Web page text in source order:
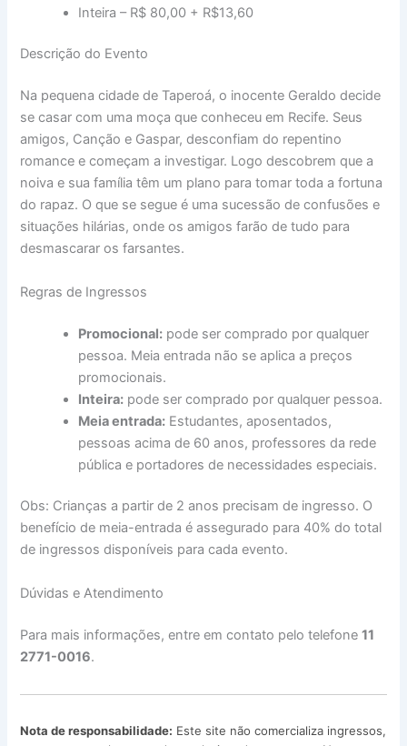
Inteira – R$ 80,00 + R$13,60
Descrição do Evento
Na pequena cidade de Taperoá, o inocente Geraldo decide
se casar com uma moça que conheceu em Recife. Seus
amigos, Canção e Gaspar, desconfiam do repentino
romance e começam a investigar. Logo descobrem que a
noiva e sua família têm um plano para tomar toda a fortuna
do rapaz. O que se segue é uma sucessão de confusões e
situações hilárias, onde os amigos farão de tudo para
desmascarar os farsantes.
Regras de Ingressos
Promocional: pode ser comprado por qualquer
pessoa. Meia entrada não se aplica a preços
promocionais.
Inteira: pode ser comprado por qualquer pessoa.
Meia entrada: Estudantes, aposentados,
pessoas acima de 60 anos, professores da rede
pública e portadores de necessidades especiais.
Obs: Crianças a partir de 2 anos precisam de ingresso. O
benefício de meia-entrada é assegurado para 40% do total
de ingressos disponíveis para cada evento.
Dúvidas e Atendimento
Para mais informações, entre em contato pelo telefone11
2771-0016.
Nota de responsabilidade: Este site não comercializa ingressos,